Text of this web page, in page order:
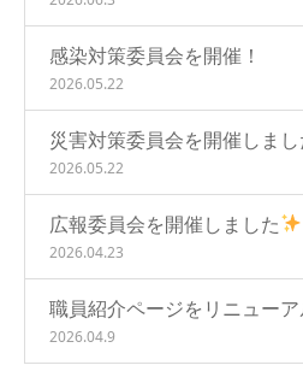
感染対策委員会を開催！
2026.05.22
災害対策委員会を開催しまし
2026.05.22
広報委員会を開催しました
2026.04.23
職員紹介ページをリニュー
2026.04.9